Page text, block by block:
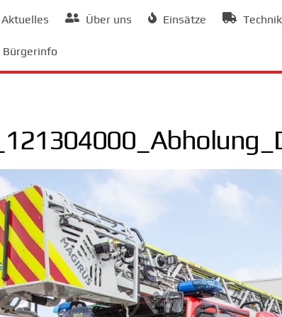
Aktuelles Über uns Einsätze Technik
Bürgerinfo